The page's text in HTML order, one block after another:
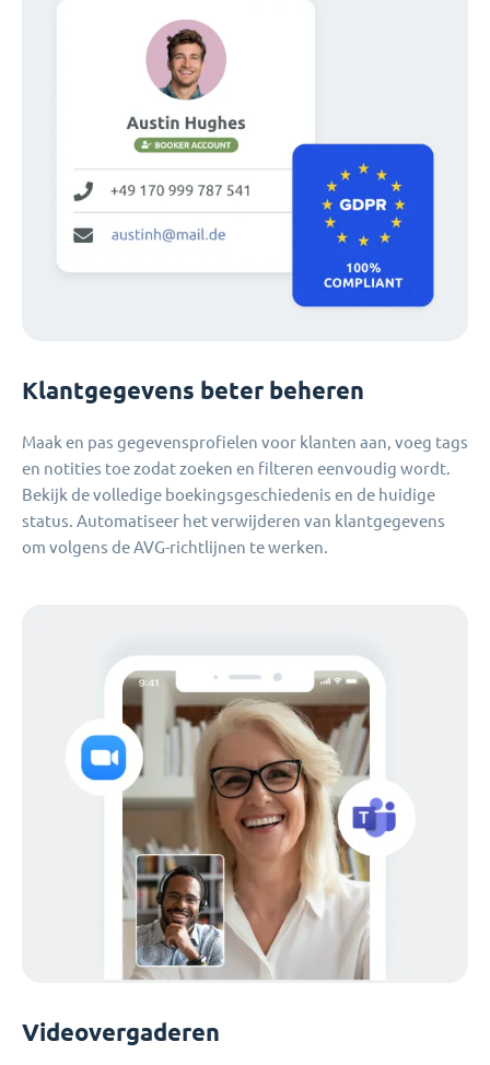
Klantgegevens beter beheren
Maak en pas gegevensprofielen voor klanten aan, voeg tags
en notities toe zodat zoeken en filteren eenvoudig wordt.
Bekijk de volledige boekingsgeschiedenis en de huidige
status. Automatiseer het verwijderen van klantgegevens
om volgens de AVG-richtlijnen te werken.
Videovergaderen